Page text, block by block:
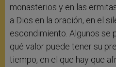
monasterios y en las
a Dios en la oración, en el
escondimiento. Algunos se
qué valor puede tener su
tiempo, en el que hay que